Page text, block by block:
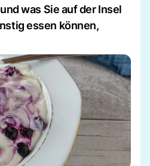
was Sie auf der Insel
essen können,